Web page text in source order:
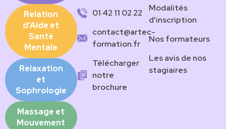
Relation
d’Aide et
Santé
Mentale
Relaxation
et
Sophrologie
Massage et
Mouvement
01 42 11 02 22
contact@artec-
formation.fr
Télécharger
notre
brochure
Modalités
d'inscription
Nos formateurs
Les avis de nos
stagiaires